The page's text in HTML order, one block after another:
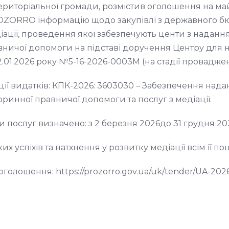
громади, розмістив оголошення на
інформацію щодо закупівлі з державного
проведення якої забезпечують центи з
допомоги на підставі доручення Центру для
року №5-16-2026-0003М (на стадії
видатків: КПК-2026: 3603030 – Забезпечення
правничої допомоги та послуг з медіації.
послуг визначено: з 2 березня 2026до 31 грудня
успіхів та натхнення у розвитку медіації всім її
https://prozorro.gov.ua/uk/tender/UA-